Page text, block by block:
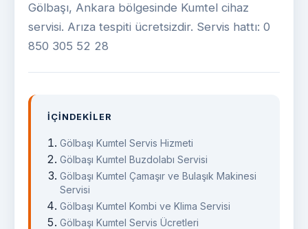
Gölbaşı, Ankara bölgesinde Kumtel cihaz
servisi. Arıza tespiti ücretsizdir. Servis hattı: 0
850 305 52 28
İÇINDEKILER
Gölbaşı Kumtel Servis Hizmeti
Gölbaşı Kumtel Buzdolabı Servisi
Gölbaşı Kumtel Çamaşır ve Bulaşık Makinesi
Servisi
Gölbaşı Kumtel Kombi ve Klima Servisi
Gölbaşı Kumtel Servis Ücretleri